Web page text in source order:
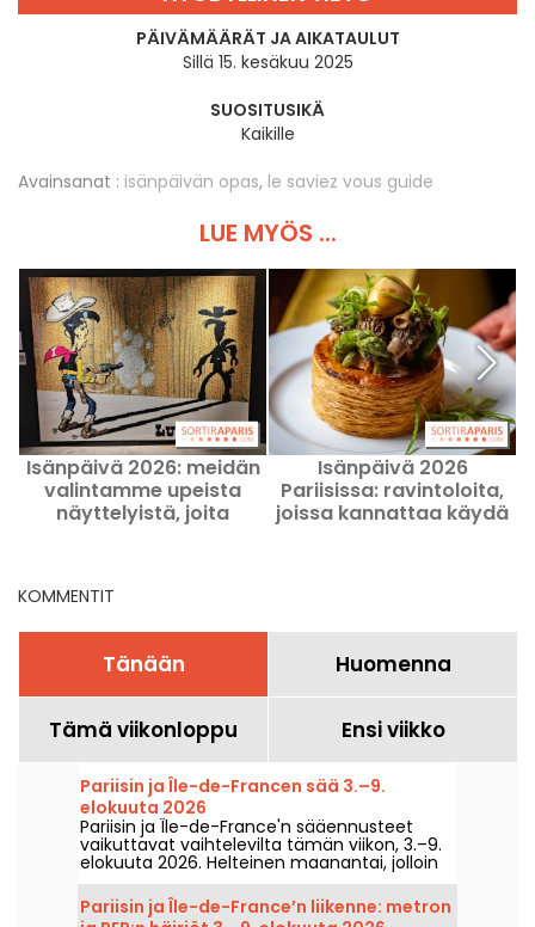
PÄIVÄMÄÄRÄT JA AIKATAULUT
Sillä 15. kesäkuu 2025
SUOSITUSIKÄ
Kaikille
Avainsanat : isänpäivän opas, le saviez vous guide
LUE MYÖS ...
Isänpäivä 2026: meidän
valintamme upeista
näyttelyistä, joita
Isänpäivä 2026
Pariisissa: ravintoloita,
joissa kannattaa käydä
KOMMENTIT
Tänään Huomenna
Tämä viikonloppu Ensi viikko
Pariisin ja Île-de-Francen sää 3.–9.
elokuuta 2026
Pariisin ja Île-de-France'n sääennusteet
vaikuttavat vaihtelevilta tämän viikon, 3.–9.
elokuuta 2026. Helteinen maanantai, jolloin
ukkosen vaara oli ilmeinen, jälkeen
lämpötilat alkavat laskea vähitellen, ennen
kuin viikonloppuun mennessä saadaan
Pariisin ja Île-de-France’n liikenne: metron